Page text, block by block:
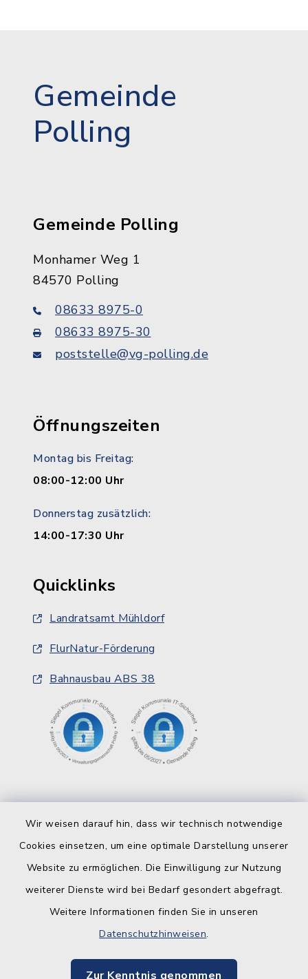
Wir weisen darauf hin, dass wir technisch notwendige
Cookies einsetzen, um eine optimale Darstellung unserer
Website zu ermöglichen. Die Einwilligung zur Nutzung
weiterer Dienste wird bei Bedarf gesondert abgefragt.
Weitere Informationen finden Sie in unseren
Datenschutzhinweisen.
Zur Kenntnis genommen
Gemeinde
Polling
Gemeinde Polling
Monhamer Weg 1
84570 Polling
08633 8975-0
08633 8975-30
poststelle@vg-polling.de
Öffnungszeiten
Montag bis Freitag:
08:00-12:00 Uhr
Donnerstag zusätzlich:
14:00-17:30 Uhr
Quicklinks
Landratsamt Mühldorf
FlurNatur-Förderung
Bahnausbau ABS 38
Barrierefreiheit